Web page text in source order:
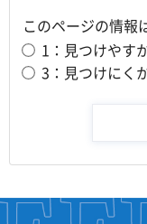
このページの情報
1：見つけやす
3：見つけにく